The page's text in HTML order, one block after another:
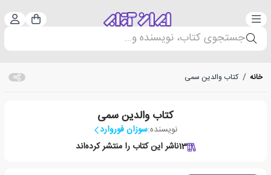
دسته‌بندی سبد
جستجوی کتاب، نویسنده و...
خانه / کتاب والدین سمی
کتاب والدین سمی
نویسنده:سوزان فوروارد
13ناشر این کتاب را منتشر کرده‌اند